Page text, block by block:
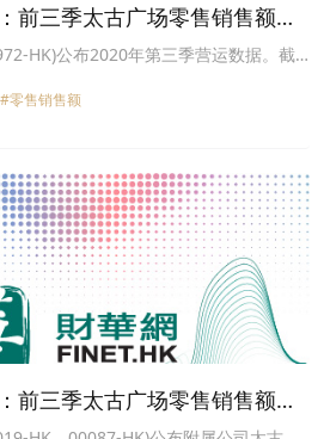
前三季太古广场零售销售额跌
HK)公布2020年第三季营运数据。截
及东荟城名店仓跌20.8%。于2020年
中心的租用率维持100%，东荟城名店仓
#零售销售额
前三季太古广场零售销售额跌